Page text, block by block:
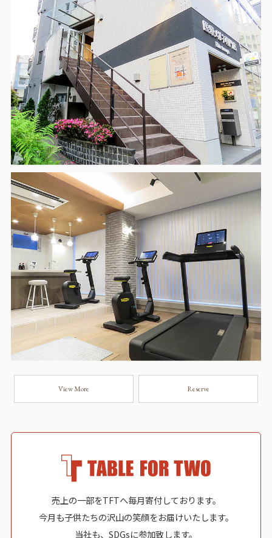
View More Reserve
売上の一部をTFTへ毎月寄付しております。
今月も子供たちの沢山の笑顔をお届けいたします。
当社も、SDGsに参加致します。